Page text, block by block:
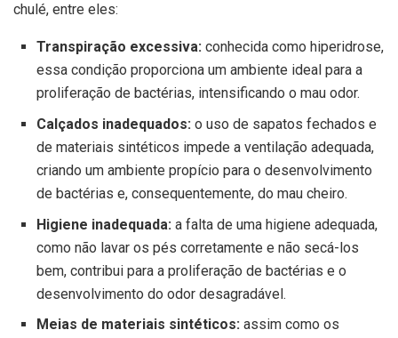
chulé, entre eles:
Transpiração excessiva:conhecida como hiperidrose,
essa condição proporciona um ambiente ideal para a
proliferação de bactérias, intensificando o mau odor.
Calçados inadequados:o uso de sapatos fechados e
de materiais sintéticos impede a ventilação adequada,
criando um ambiente propício para o desenvolvimento
de bactérias e, consequentemente, do mau cheiro.
Higiene inadequada: a falta de uma higiene adequada,
como não lavar os pés corretamente e não secá-los
bem, contribui para a proliferação de bactérias e o
desenvolvimento do odor desagradável.
Meias de materiais sintéticos:assim como os